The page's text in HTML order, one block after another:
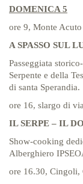
DOMENICA 5
ore 9, Monte Acuto
A SPASSO SUL
Passeggiata
Serpente e della
di santa Sperandia.
ore 16, slargo di
IL SERPE – IL
Show-cooking
Alberghiero
ore 16.30, Cingoli,